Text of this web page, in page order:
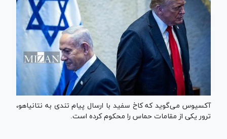
آکسیوس می‌گوید که کاخ سفید با ارسال پیام تندی به نتانیاهو،
ترور یکی از مقامات حماس را محکوم کرده است.